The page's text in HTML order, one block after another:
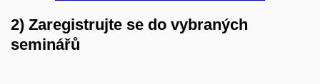
2) Zaregistrujte se do vybraných
seminářů